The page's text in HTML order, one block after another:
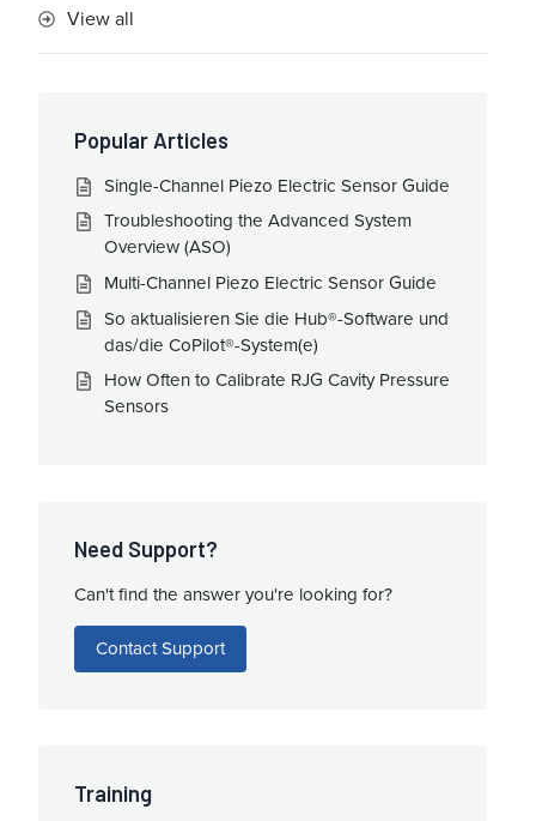
View all
Popular Articles
Single-Channel Piezo Electric Sensor Guide
Troubleshooting the Advanced System
Overview (ASO)
Multi-Channel Piezo Electric Sensor Guide
So aktualisieren Sie die Hub®-Software und
das/die CoPilot®-System(e)
How Often to Calibrate RJG Cavity Pressure
Sensors
Need Support?
Can't find the answer you're looking for?
Contact Support
Training